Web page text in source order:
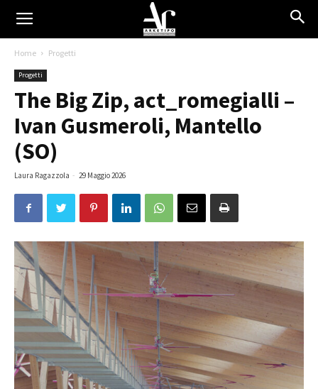
Home Progetti
Progetti
The Big Zip, act_romegialli –
Ivan Gusmeroli, Mantello
(SO)
Laura Ragazzola - 29 Maggio 2026